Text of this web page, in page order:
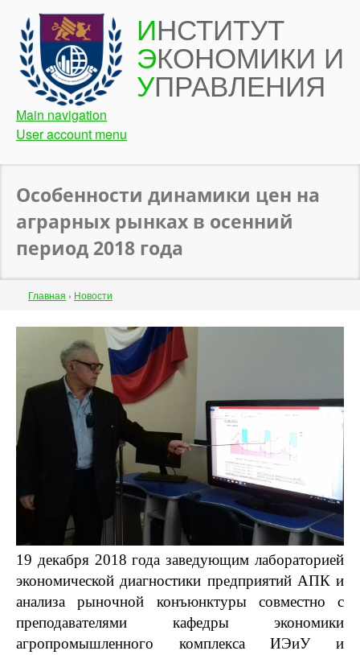
Перейти
основному
содержанию
ИНСТИТУТ
ЭКОНОМИКИ И
УПРАВЛЕНИЯ
Main navigation
User account menu
Особенности динамики цен на
аграрных рынках в осенний
период 2018 года
Строка
навигации
Главная › Новости
19 декабря 2018 года заведующим лабораторией
экономической диагностики предприятий АПК и
анализа рыночной конъюнктуры совместно с
преподавателями кафедры экономики
агропромышленного комплекса ИЭиУ и